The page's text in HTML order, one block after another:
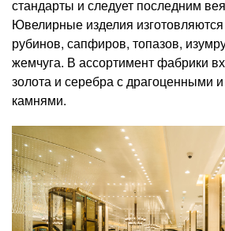
стандарты и следует последним
Ювелирные изделия
рубинов, сапфиров, топазов,
жемчуга. В ассортимент фабрики
золота и серебра с драгоценными
камнями.